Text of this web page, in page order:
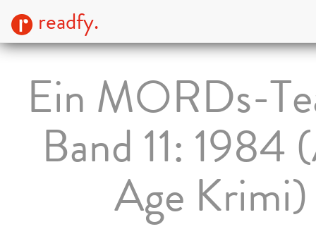
readfy.
Ein MORDs-
Band 11: 1984
Age Krimi)